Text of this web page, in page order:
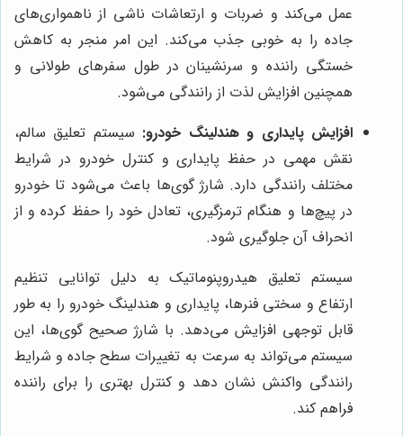
عمل می‌کند و ضربات و ارتعاشات ناشی از ناهمواری‌های
جاده را به خوبی جذب می‌کند. این امر منجر به کاهش
خستگی راننده و سرنشینان در طول سفرهای طولانی و
همچنین افزایش لذت از رانندگی می‌شود.
افزایش پایداری و هندلینگ خودرو: سیستم تعلیق سالم،
نقش مهمی در حفظ پایداری و کنترل خودرو در شرایط
مختلف رانندگی دارد. شارژ گوی‌ها باعث می‌شود تا خودرو
در پیچ‌ها و هنگام ترمزگیری، تعادل خود را حفظ کرده و از
انحراف آن جلوگیری شود.
سیستم تعلیق هیدروپنوماتیک به دلیل توانایی تنظیم
ارتفاع و سختی فنرها، پایداری و هندلینگ خودرو را به طور
قابل توجهی افزایش می‌دهد. با شارژ صحیح گوی‌ها، این
سیستم می‌تواند به سرعت به تغییرات سطح جاده و شرایط
رانندگی واکنش نشان دهد و کنترل بهتری را برای راننده
فراهم کند.